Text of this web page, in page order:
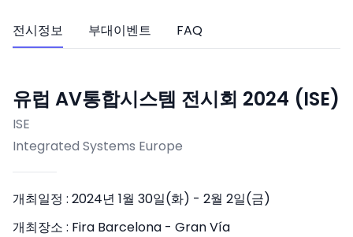
전시정보 부대이벤트 FAQ
유럽 AV통합시스템 전시회 2024 (ISE)
ISE
Integrated Systems Europe
개최일정 : 2024년 1월 30일(화) - 2월 2일(금)
개최장소 : Fira Barcelona - Gran Vía